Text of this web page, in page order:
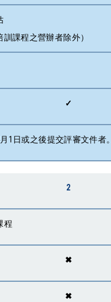
訓課程之營辦者除外）
✓
1日或之後提交評審文件者。
2
程
✖
✖